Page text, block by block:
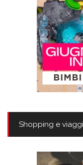
Shopping e viaggi